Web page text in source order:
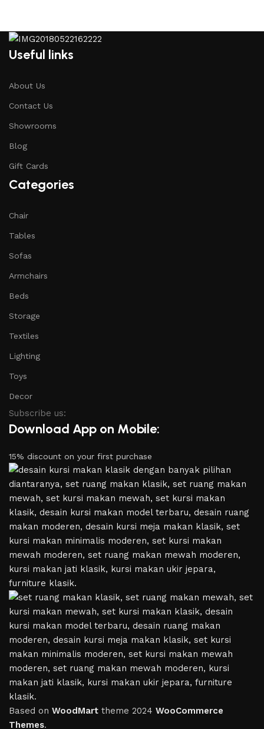
Useful links
About Us
Contact Us
Showrooms
Blog
Gift Cards
Categories
Chair
Tables
Sofas
Armchairs
Beds
Storage
Textiles
Lighting
Toys
Decor
Subscribe us:
Download App on Mobile:
15% discount on your first purchase
Based on WoodMart theme 2024 WooCommerce
Themes.